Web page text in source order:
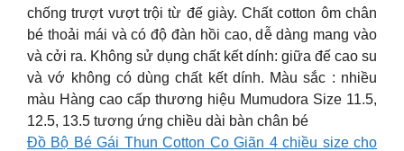
chống trượt vượt trội từ đế giày. Chất cotton ôm chân
bé thoải mái và có độ đàn hồi cao, dễ dàng mang vào
và cởi ra. Không sử dụng chất kết dính: giữa đế cao su
và vớ không có dùng chất kết dính. Màu sắc : nhiều
màu Hàng cao cấp thương hiệu Mumudora Size 11.5,
12.5, 13.5 tương ứng chiều dài bàn chân bé
Đồ Bộ Bé Gái Thun Cotton Co Giãn 4 chiều size cho